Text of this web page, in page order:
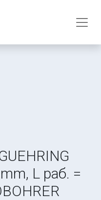
L раб. =